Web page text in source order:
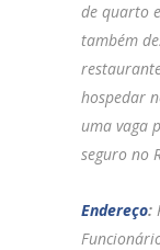
de quarto
também
hospedar
uma vaga
seguro no
Endereço: